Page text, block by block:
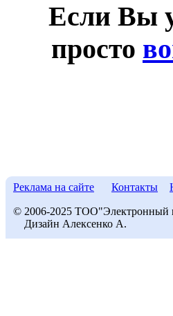
Если Вы
просто
Реклама на сайте Контакты
© 2006-2025 ТОО"Электронный
Дизайн Алексенко А.